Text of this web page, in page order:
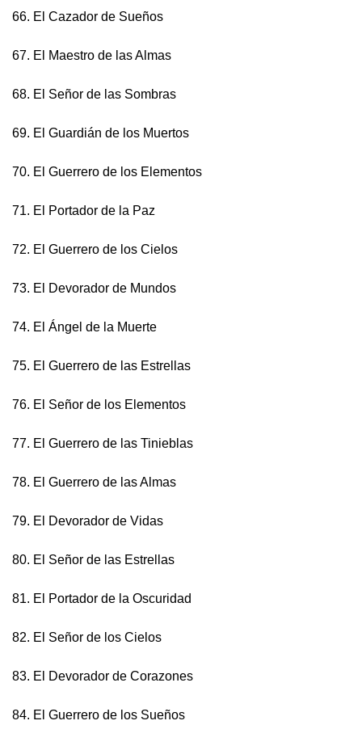
66. El Cazador de Sueños
67. El Maestro de las Almas
68. El Señor de las Sombras
69. El Guardián de los Muertos
70. El Guerrero de los Elementos
71. El Portador de la Paz
72. El Guerrero de los Cielos
73. El Devorador de Mundos
74. El Ángel de la Muerte
75. El Guerrero de las Estrellas
76. El Señor de los Elementos
77. El Guerrero de las Tinieblas
78. El Guerrero de las Almas
79. El Devorador de Vidas
80. El Señor de las Estrellas
81. El Portador de la Oscuridad
82. El Señor de los Cielos
83. El Devorador de Corazones
84. El Guerrero de los Sueños